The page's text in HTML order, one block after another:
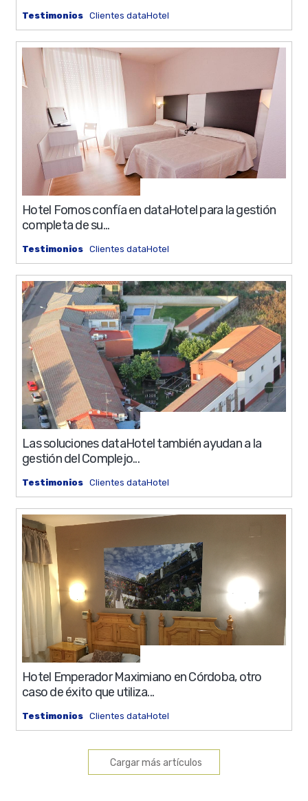
Testimonios Clientes dataHotel
Hotel Fornos confía en dataHotel para la gestión
completa de su...
Testimonios Clientes dataHotel
Las soluciones dataHotel también ayudan a la
gestión del Complejo...
Testimonios Clientes dataHotel
Hotel Emperador Maximiano en Córdoba, otro
caso de éxito que utiliza...
Testimonios Clientes dataHotel
Cargar más artículos